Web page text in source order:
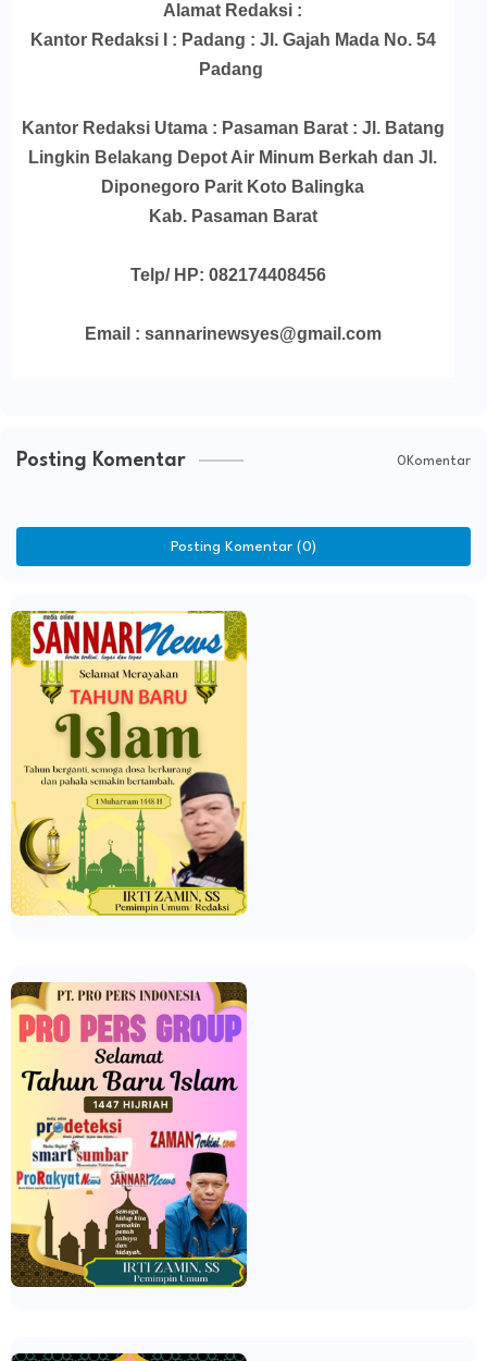
Alamat Redaksi :
Kantor Redaksi I : Padang : Jl. Gajah Mada No. 54
Padang
Kantor Redaksi Utama : Pasaman Barat : Jl. Batang
Lingkin Belakang Depot Air Minum Berkah dan Jl.
Diponegoro Parit Koto Balingka
Kab. Pasaman Barat
Telp/ HP: 082174408456
Email : sannarinewsyes@gmail.com
Posting Komentar 0Komentar
Posting Komentar (0)